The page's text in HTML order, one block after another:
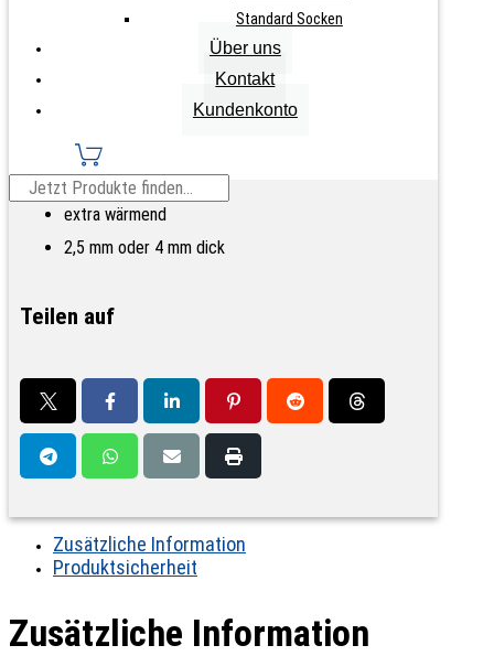
Standard Socken
Über uns
Kontakt
Kundenkonto
Wollfilz Schuheinlagen Zuschnitt aus eigener
ab Größe 35 – 47 lieferbar
atmungsaktiv
antibakteriell
extra wärmend
2,5 mm oder 4 mm dick
Teilen auf
Zusätzliche Information
Produktsicherheit
Zusätzliche Information